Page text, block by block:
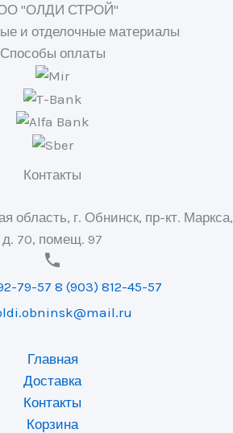
"ОЛДИ СТРОЙ"
и отделочные материалы
Способы оплаты
Контакты
область, г. Обнинск, пр-кт. Маркса,
д. 70, помещ. 97

79-57 8 (903) 812-45-57
Главная
Доставка
Контакты
Корзина